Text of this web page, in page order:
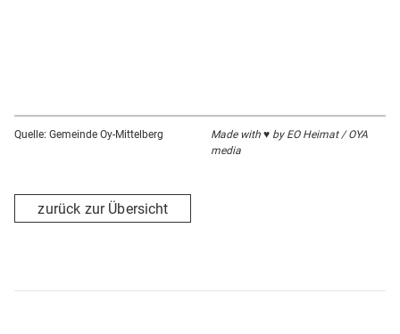
Quelle: Gemeinde Oy-Mittelberg
Made with ♥ by EO Heimat / OYA
media
zurück zur Übersicht